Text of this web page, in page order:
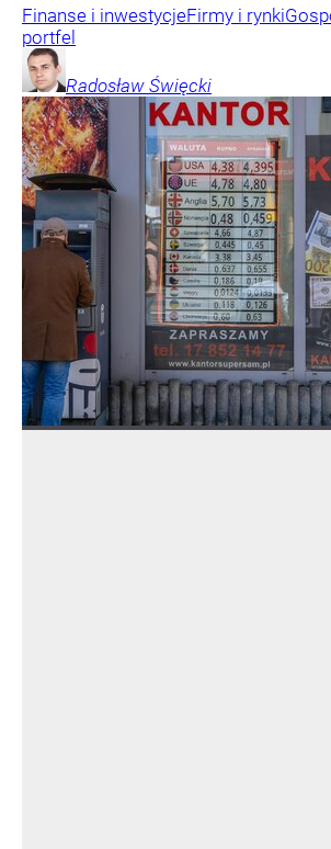
Finanse i inwestycjeFirmy i rynki
portfel
Radosław Święcki